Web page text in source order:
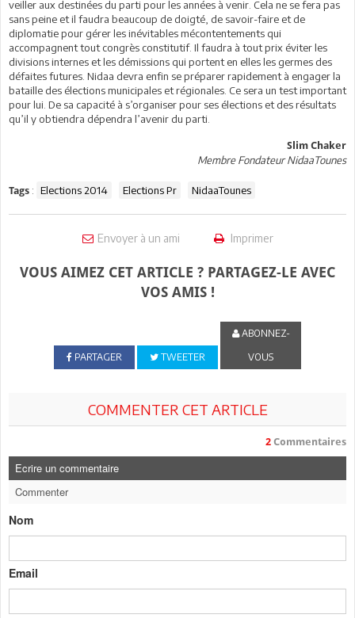
veiller aux destinées du parti pour les années à venir. Cela ne se fera pas
sans peine et il faudra beaucoup de doigté, de savoir-faire et de
diplomatie pour gérer les inévitables mécontentements qui
accompagnent tout congrès constitutif. Il faudra à tout prix éviter les
divisions internes et les démissions qui portent en elles les germes des
défaites futures. Nidaa devra enfin se préparer rapidement à engager la
bataille des élections municipales et régionales. Ce sera un test important
pour lui. De sa capacité à s’organiser pour ses élections et des résultats
qu’il y obtiendra dépendra l’avenir du parti.
Slim Chaker
Membre Fondateur NidaaTounes
Tags : Elections 2014 Elections Pr NidaaTounes
Envoyer à un ami Imprimer
VOUS AIMEZ CET ARTICLE ? PARTAGEZ-LE AVEC
VOS AMIS !
PARTAGER TWEETER
ABONNEZ-
VOUS
COMMENTER CET ARTICLE
2 Commentaires
Ecrire un commentaire
Commenter
Nom
Email